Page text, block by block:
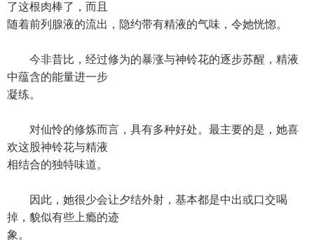
了这根肉棒了，而且
随着前列腺液的流出，隐约带有精液的气味，令她恍惚。
今非昔比，经过修为的暴涨与神铃花的逐步苏醒，精液
中蕴含的能量进一步
凝练。
对仙怜的修炼而言，具有多种好处。最主要的是，她喜
欢这股神铃花与精液
相结合的独特味道。
因此，她很少会让夕结外射，基本都是中出或口交喝
掉，貌似有些上瘾的迹
象。